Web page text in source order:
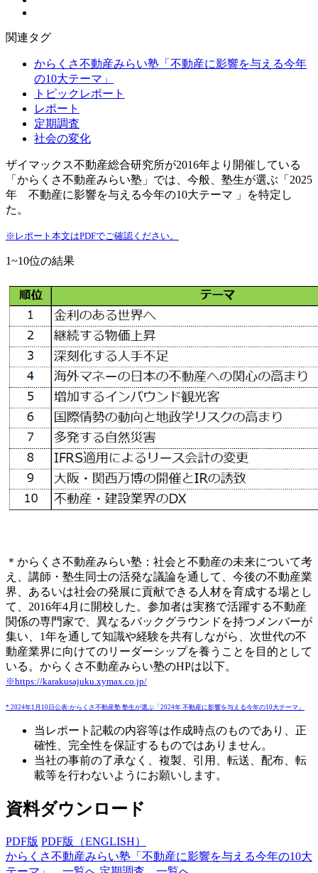
関連タグ
からくさ不動産みらい塾「不動産に影響を与える今年
の10大テーマ」
トピックレポート
レポート
定期調査
社会の変化
ザイマックス不動産総合研究所が2016年より開催している
「からくさ不動産みらい塾」では、今般、塾生が選ぶ「2025
年 不動産に影響を与える今年の10大テーマ 」を特定し
た。
※レポート本文はPDFでご確認ください。
1~10位の結果
＊からくさ不動産みらい塾：社会と不動産の未来について考
え、講師・塾生同士の活発な議論を通して、今後の不動産業
界、あるいは社会の発展に貢献できる人材を育成する場とし
て、2016年4月に開校した。参加者は実務で活躍する不動産
関係の専門家で、異なるバックグラウンドを持つメンバーが
集い、1年を通して知識や経験を共有しながら、次世代の不
動産業界に向けてのリーダーシップを養うことを目的として
いる。からくさ不動産みらい塾のHPは以下。
※https://karakusajuku.xymax.co.jp/
* 2024年1月10日公表:からくさ不動産塾 塾生が選ぶ「2024年 不動産に影響を与える今年の10大テーマ」
当レポート記載の内容等は作成時点のものであり、正
確性、完全性を保証するものではありません。
当社の事前の了承なく、複製、引用、転送、配布、転
載等を行わないようにお願いします。
資料ダウンロード
PDF版 PDF版（ENGLISH）
からくさ不動産みらい塾「不動産に影響を与える今年の10大